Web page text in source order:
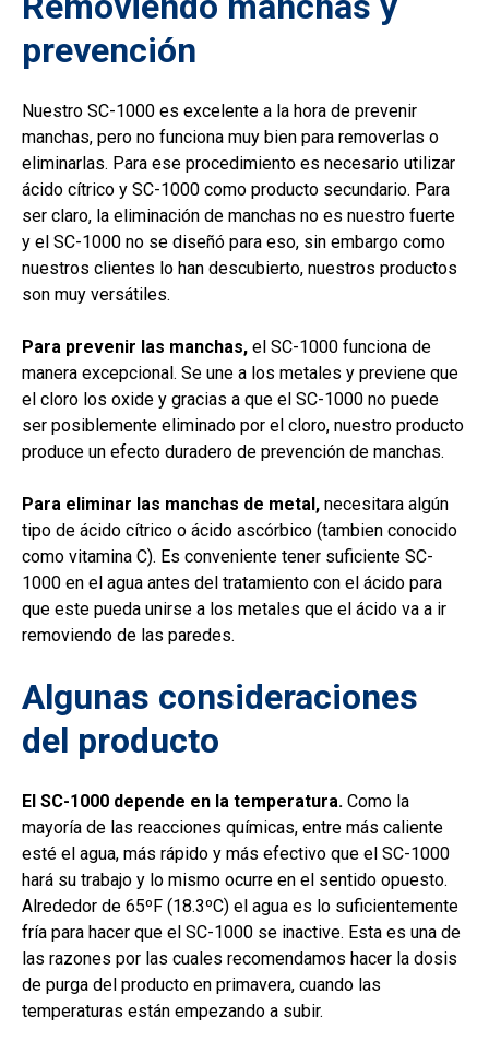
prevención
Nuestro SC-1000 es excelente a la hora de prevenir
manchas, pero no funciona muy bien para removerlas o
eliminarlas. Para ese procedimiento es necesario utilizar
ácido cítrico y SC-1000 como producto secundario. Para
ser claro, la eliminación de manchas no es nuestro fuerte
y el SC-1000 no se diseñó para eso, sin embargo como
nuestros clientes lo han descubierto, nuestros productos
son muy versátiles.
Para prevenir las manchas, el SC-1000 funciona de
manera excepcional. Se une a los metales y previene que
el cloro los oxide y gracias a que el SC-1000 no puede
ser posiblemente eliminado por el cloro, nuestro producto
produce un efecto duradero de prevención de manchas.
Para eliminar las manchas de metal, necesitara algún
tipo de ácido cítrico o ácido ascórbico (tambien conocido
como vitamina C). Es conveniente tener suficiente SC-
1000 en el agua antes del tratamiento con el ácido para
que este pueda unirse a los metales que el ácido va a ir
removiendo de las paredes.
Algunas consideraciones
del producto
El SC-1000 depende en la temperatura. Como la
mayoría de las reacciones químicas, entre más caliente
esté el agua, más rápido y más efectivo que el SC-1000
hará su trabajo y lo mismo ocurre en el sentido opuesto.
Alrededor de 65ºF (18.3ºC) el agua es lo suficientemente
fría para hacer que el SC-1000 se inactive. Esta es una de
las razones por las cuales recomendamos hacer la dosis
de purga del producto en primavera, cuando las
temperaturas están empezando a subir.